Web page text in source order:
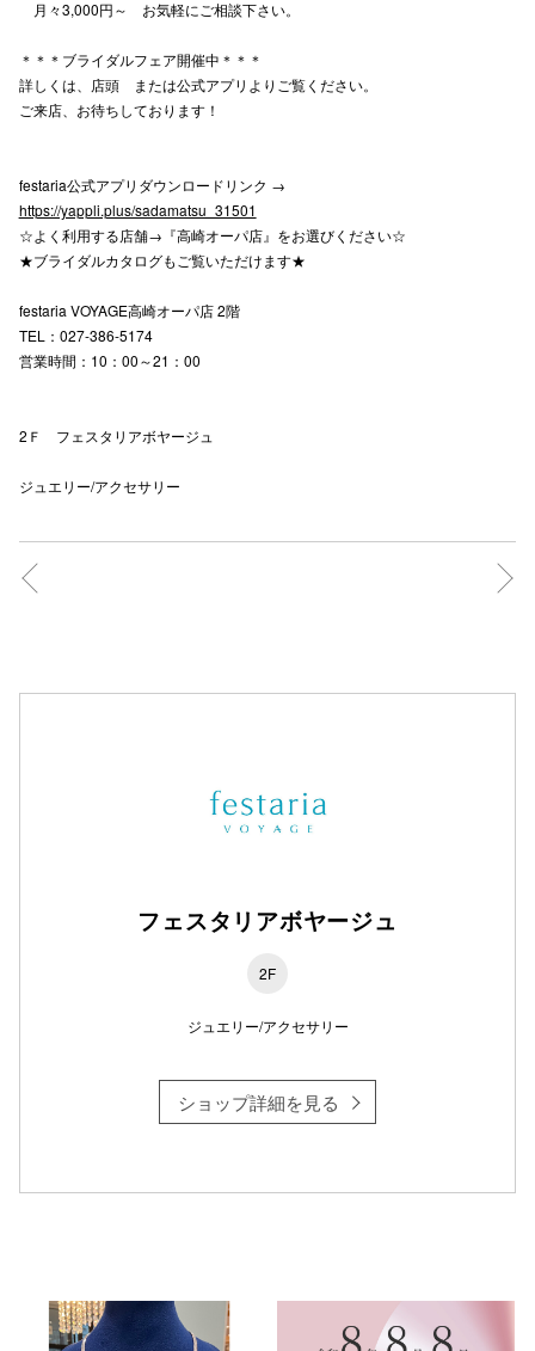
月々3,000円～ お気軽にご相談下さい。
＊＊＊ブライダルフェア開催中＊＊＊
詳しくは、店頭 または公式アプリよりご覧ください。
ご来店、お待ちしております！
festaria公式アプリダウンロードリンク →
https://yappli.plus/sadamatsu_31501
☆よく利用する店舗→『高崎オーパ店』をお選びください☆
★ブライダルカタログもご覧いただけます★
festaria VOYAGE高崎オーパ店 2階
TEL：027-386-5174
営業時間：10：00～21：00
2Ｆ フェスタリアボヤージュ
ジュエリー/アクセサリー
フェスタリアボヤージュ
2F
ジュエリー/アクセサリー
ショップ詳細を見る